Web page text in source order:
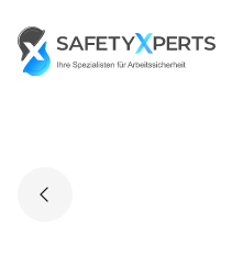
content
Go to landing page.